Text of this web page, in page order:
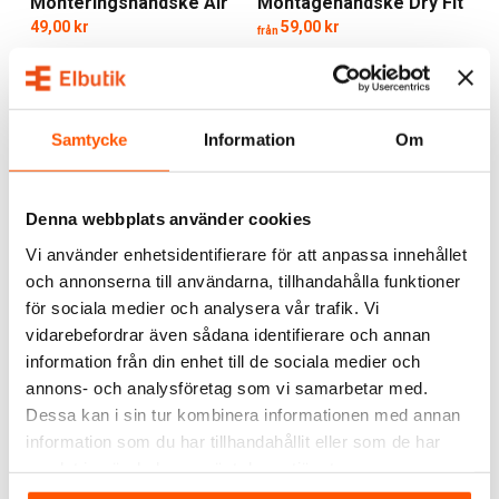
Samtycke Information Om
Denna webbplats använder cookies
Vi använder enhetsidentifierare för att anpassa innehållet
och annonserna till användarna, tillhandahålla funktioner
för sociala medier och analysera vår trafik. Vi
vidarebefordrar även sådana identifierare och annan
information från din enhet till de sociala medier och
annons- och analysföretag som vi samarbetar med.
Dessa kan i sin tur kombinera informationen med annan
information som du har tillhandahållit eller som de har
Arbetsbyxor & jackor
– Förstärkta, slitstarka och
Skyddshandskar
– Hög precision och pålitligt skydd
som möter branschkraven.
Skyddsskor
hårt.
Hållbar Kvalitet för Proffs
Workhand kombinerar robust konstruktion med hållbar
produktion. Deras arbetskläder och skyddsutrustning är
tillverkade för att hålla länge och stå emot påfrestningar,
samtidigt som produktionen präglas av ett ansvarstagande
för miljö och resursanvändning. Att välja Workhand är att
investera i arbetsutrustning som håller – både i kvalitet och
Micro Touch
49,00 kr
Airflow/Light
från59,00 kr
Workhand
Bomullshandske Air
Natural 12-pack
Workhand
149,00 kr